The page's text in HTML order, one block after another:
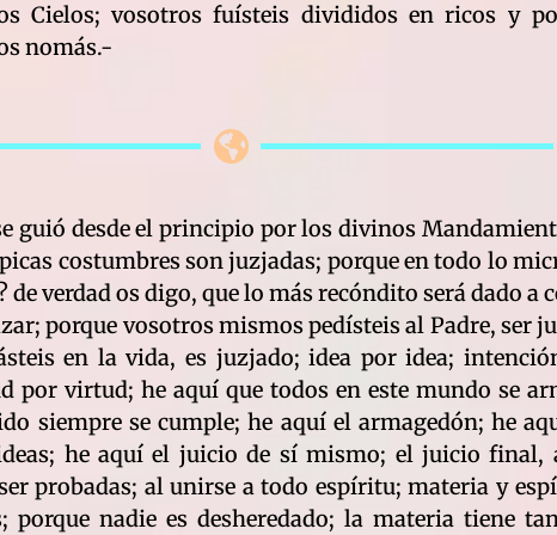
Cielos; vosotros fuísteis divididos en ricos y
nomás.-
guió desde el principio por los divinos
costumbres son juzjadas; porque en todo lo
de verdad os digo, que lo más recóndito será dado
porque vosotros mismos pedísteis al Padre, ser
en la vida, es juzjado; idea por idea;
virtud; he aquí que todos en este mundo se
siempre se cumple; he aquí el armagedón; he
he aquí el juicio de sí mismo; el juicio final,
probadas; al unirse a todo espíritu; materia y
porque nadie es desheredado; la materia tiene